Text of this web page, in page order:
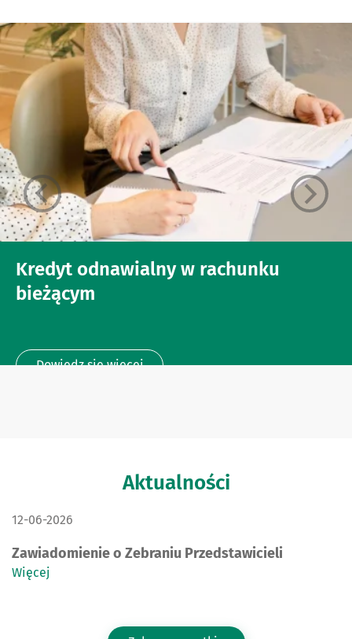
Kredyt odnawialny w rachunku
bieżącym
Dowiedz się więcej
Aktualności
DATA PUBLIKACJI:
12-06-2026
Zawiadomienie o Zebraniu Przedstawicieli
Więcej